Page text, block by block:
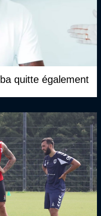
quitte également